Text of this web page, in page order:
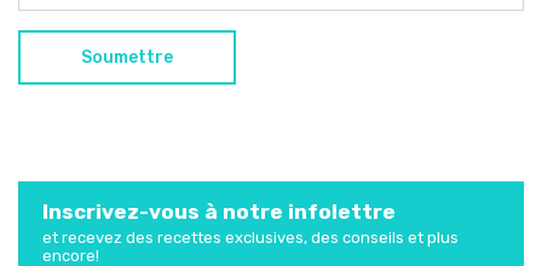
Inscrivez-vous à notre infolettre
et recevez des recettes exclusives, des conseils et plus
encore!